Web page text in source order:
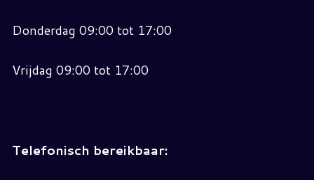
Donderdag 09:00 tot 17:00
Vrijdag 09:00 tot 17:00
Telefonisch bereikbaar: